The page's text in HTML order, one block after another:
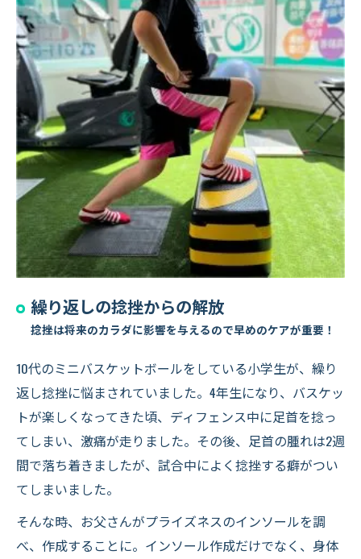
繰り返しの捻挫からの解放
捻挫は将来のカラダに影響を与えるので早めのケアが重要！
10代のミニバスケットボールをしている小学生が、繰り
返し捻挫に悩まされていました。4年生になり、バスケッ
トが楽しくなってきた頃、ディフェンス中に足首を捻っ
てしまい、激痛が走りました。その後、足首の腫れは2週
間で落ち着きましたが、試合中によく捻挫する癖がつい
てしまいました。
そんな時、お父さんがプライズネスのインソールを調
べ、作成することに。インソール作成だけでなく、身体